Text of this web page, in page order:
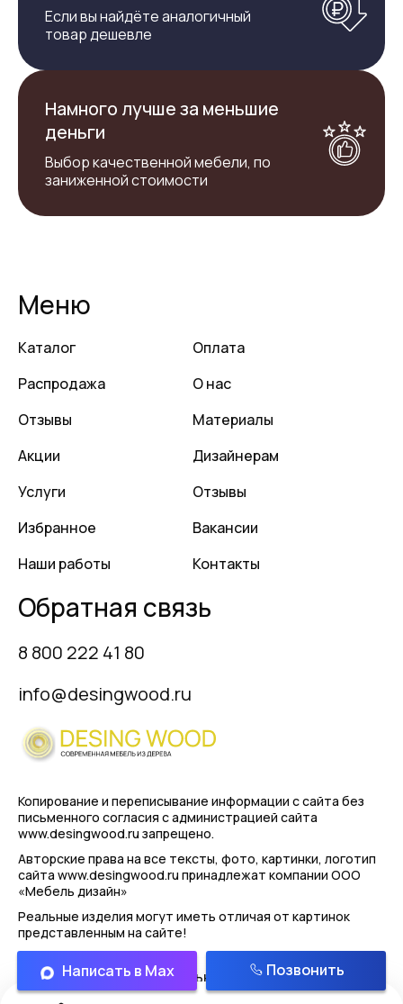
Если вы найдёте аналогичный
товар дешевле
Намного лучше за меньшие
деньги
Выбор качественной мебели, по
заниженной стоимости
Меню
Каталог
Распродажа
Отзывы
Акции
Услуги
Избранное
Наши работы
Оплата
О нас
Материалы
Дизайнерам
Отзывы
Вакансии
Контакты
Обратная связь
8 800 222 41 80
info@desingwood.ru
Копирование и переписывание информации с сайта без
письменного согласия с администрацией сайта
www.desingwood.ru запрещено.
Авторские права на все тексты, фото, картинки, логотип
сайта www.desingwood.ru принадлежат компании ООО
«Мебель дизайн»
Реальные изделия могут иметь отличая от картинок
представленным на сайте!
Политика конфиденциальности
Написать в Max Позвонить